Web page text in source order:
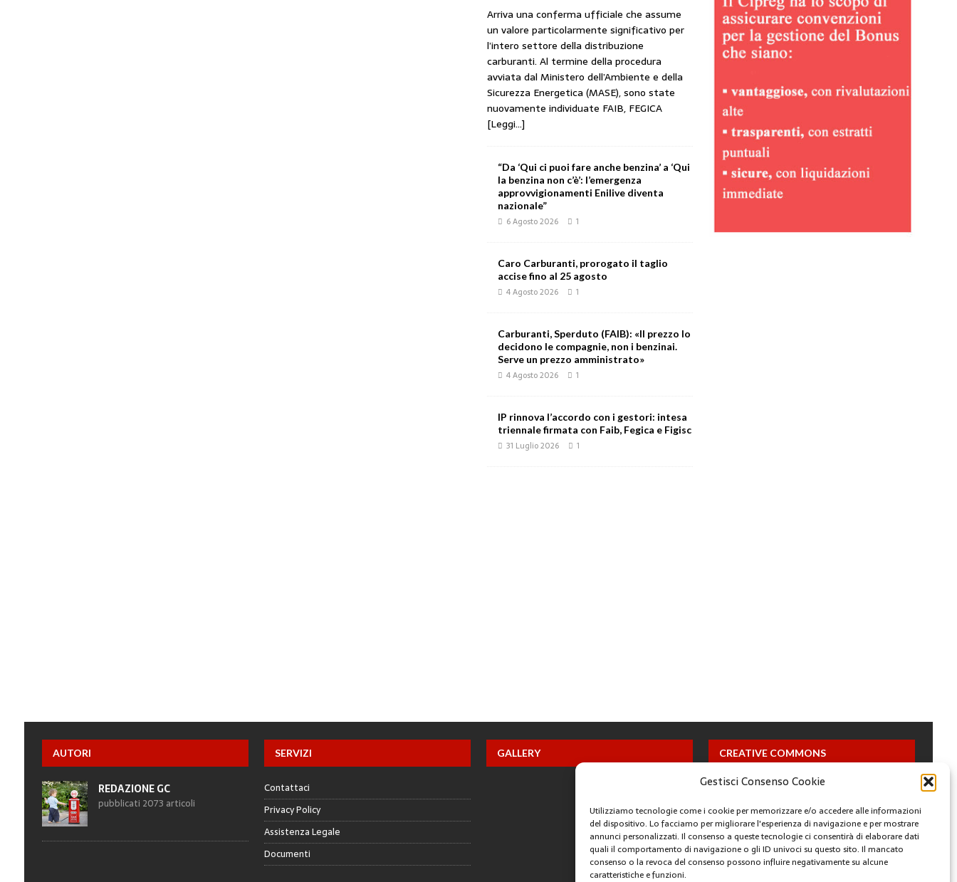
Gestisci Consenso Cookie
Utilizziamo tecnologie come i cookie per memorizzare e/o accedere alle informazioni
del dispositivo. Lo facciamo per migliorare l'esperienza di navigazione e per mostrare
annunci personalizzati. Il consenso a queste tecnologie ci consentirà di elaborare dati
quali il comportamento di navigazione o gli ID univoci su questo sito. Il mancato
consenso o la revoca del consenso possono influire negativamente su alcune
caratteristiche e funzioni.
Carburanti, i sindacati al Mimit: “I gestori non decidono i prezzi. Basta scaricare su di loro le
Taglio delle accise, il prezzo è libero: i controlli non diventino una presunzione di colpevolezza
CARBURANTI. CONTROLLI SUI PRODOTTI ADULTERATI: ALTRA SITUAZIONE GRAVE MA NON SERIA
Arriva una conferma ufficiale che assume
un valore particolarmente significativo per
l’intero settore della distribuzione
carburanti. Al termine della procedura
avviata dal Ministero dell’Ambiente e della
Sicurezza Energetica (MASE), sono state
nuovamente individuate FAIB, FEGICA
[Leggi...]
“Da ‘Qui ci puoi fare anche benzina’ a ‘Qui
la benzina non c’è’: l’emergenza
approvvigionamenti Enilive diventa
nazionale”
6 Agosto 2026 1
Caro Carburanti, prorogato il taglio
accise fino al 25 agosto
4 Agosto 2026 1
Carburanti, Sperduto (FAIB): «Il prezzo lo
decidono le compagnie, non i benzinai.
Serve un prezzo amministrato»
4 Agosto 2026 1
IP rinnova l’accordo con i gestori: intesa
triennale firmata con Faib, Fegica e Figisc
31 Luglio 2026 1
AUTORI
REDAZIONE GC
pubblicati 2073 articoli
SERVIZI
Contattaci
Privacy Policy
Assistenza Legale
Documenti
GALLERY CREATIVE COMMONS
Questa opera è concessa in licenza con i termini
ARCHIVI